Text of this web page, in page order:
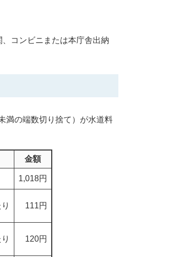
コンビニまたは本庁舎出納
満の端数切り捨て）が水道料
金額
1,018円
111円
120円